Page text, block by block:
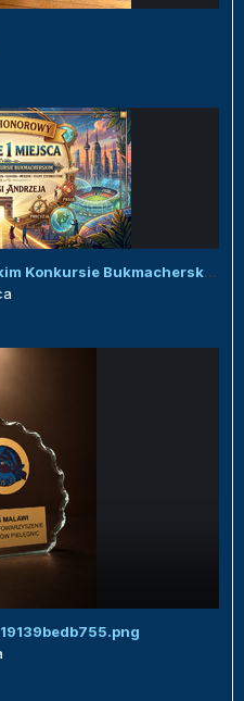
Honorowy dyplom w Malawijskim Konkursie Bukmacherskim :)